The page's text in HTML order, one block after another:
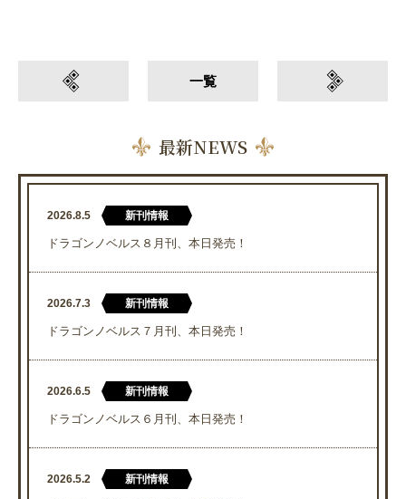
一覧
最新NEWS
2026.8.5 新刊情報
ドラゴンノベルス８月刊、本日発売！
2026.7.3 新刊情報
ドラゴンノベルス７月刊、本日発売！
2026.6.5 新刊情報
ドラゴンノベルス６月刊、本日発売！
2026.5.2 新刊情報